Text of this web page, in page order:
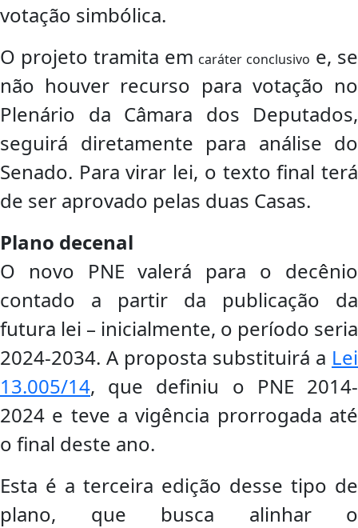
votação simbólica.
O projeto tramita em caráter conclusivo e, se
não houver recurso para votação no
Plenário da Câmara dos Deputados,
seguirá diretamente para análise do
Senado. Para virar lei, o texto final terá
de ser aprovado pelas duas Casas.
Plano decenal
O novo PNE valerá para o decênio
contado a partir da publicação da
futura lei – inicialmente, o período seria
2024-2034. A proposta substituirá a Lei
13.005/14, que definiu o PNE 2014-
2024 e teve a vigência prorrogada até
o final deste ano.
Esta é a terceira edição desse tipo de
plano, que busca alinhar o